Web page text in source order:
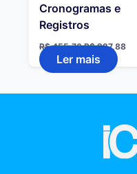
Cronogramas e
Registros
R$455,76 R$227,88
Ler mais